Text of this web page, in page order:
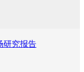
研究报告